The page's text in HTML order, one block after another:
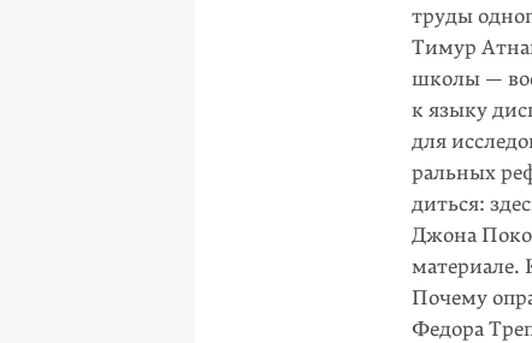
труды
Тимур
школы —
к языку
для
ральных
диться:
Джона
материале.
Почему
Федора